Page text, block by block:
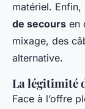
matériel. Enfin,
de secours en
mixage, des
alternative.
La légitimité
Face à l’offre